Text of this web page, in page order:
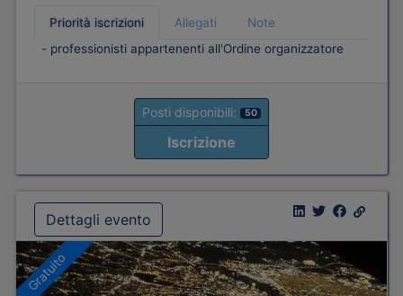
Priorità iscrizioni Allegati
Note
- professionisti appartenenti all'Ordine organizzatore
Posti disponibili: 50
Iscrizione
Dettagli evento
Gratuito